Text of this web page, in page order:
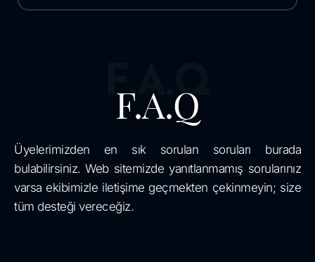
F.A.Q
F.A.Q
Üyelerimizden en sık sorulan soruları burada
bulabilirsiniz. Web sitemizde yanıtlanmamış sorularınız
varsa ekibimizle iletişime geçmekten çekinmeyin; size
tüm desteği vereceğiz.